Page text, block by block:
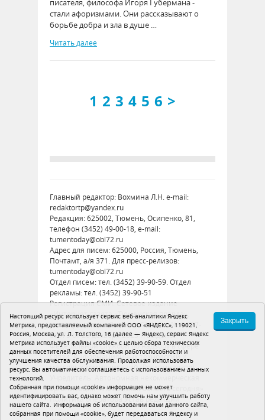
стали афоризмами. Они рассказывают о
борьбе добра и зла в душе …
Читать далее
1 2 3 4 5 6 >
Главный редактор: Вохмина Л.Н. e-mail:
redaktortp@yandex.ru
Редакция: 625002, Тюмень, Осипенко, 81,
телефон (3452) 49-00-18, e-mail:
tumentoday@obl72.ru
Адрес для писем: 625000, Россия, Тюмень,
Почтамт, а/я 371. Для пресс-релизов:
tumentoday@obl72.ru
Отдел писем: тел. (3452) 39-90-59. Отдел
рекламы: тел. (3452) 39-90-51
Регистрация СМИ: Сетевое издание
«Интернет-газета «Тюменская правда»,
регистрационный номер СМИ Эл № ФС77-
86575 от 26 декабря 2023 г. выдано
Федеральной службой по надзору в сфере
связи, информационных технологий и
массовых коммуникаций (Роскомнадзор)
организация «Тюменская область сегодня»
Политика оператора Устав редакции
Настоящий ресурс использует сервис веб-аналитики Яндекс
Метрика, предоставляемый компанией ООО «ЯНДЕКС», 119021,
Россия, Москва, ул. Л. Толстого, 16 (далее — Яндекс), сервис Яндекс
Метрика использует файлы «cookie» с целью сбора технических
данных посетителей для обеспечения работоспособности и
улучшения качества обслуживания. Продолжая использовать
ресурс, Вы автоматически соглашаетесь с использованием данных
технологий.
Собранная при помощи «cookie» информация не может
идентифицировать вас, однако может помочь нам улучшить работу
нашего сайта. Информация об использовании вами данного сайта,
собранная при помощи «cookie», будет передаваться Яндексу и
Закрыть